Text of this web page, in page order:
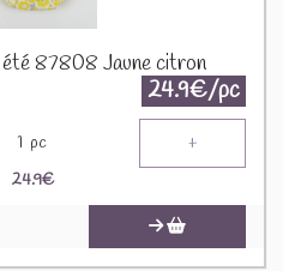
été 87808 Jaune citron
24.9€/pc
1 pc +
24.9€